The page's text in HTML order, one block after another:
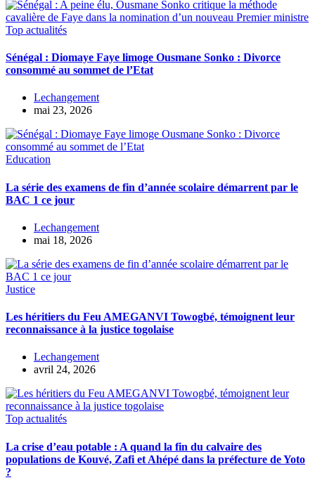
Top actualités
Sénégal : Diomaye Faye limoge Ousmane Sonko : Divorce
consommé au sommet de l’Etat
Lechangement
mai 23, 2026
Education
La série des examens de fin d’année scolaire démarrent par le
BAC 1 ce jour
Lechangement
mai 18, 2026
Justice
Les héritiers du Feu AMEGANVI Towogbé, témoignent leur
reconnaissance à la justice togolaise
Lechangement
avril 24, 2026
Top actualités
La crise d’eau potable : A quand la fin du calvaire des
populations de Kouvé, Zafi et Ahépé dans la préfecture de Yoto
?